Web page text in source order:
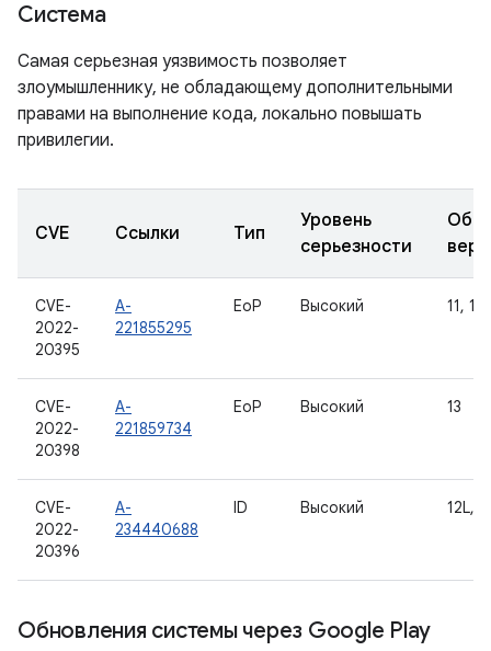
Система
Самая серьезная уязвимость позволяет
злоумышленнику, не обладающему дополнительными
правами на выполнение кода, локально повышать
привилегии.
CVE Ссылки Тип
Уровень
серьезности
CVE-
2022-
20395
A-
221855295
EoP Высокий 11,
CVE-
2022-
20398
A-
221859734
EoP Высокий 13
CVE-
2022-
20396
A-
234440688
ID Высокий 12L,
Обновления системы через Google Play